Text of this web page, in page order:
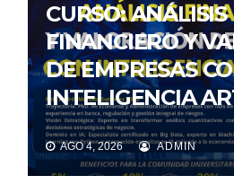
CURSO: ANÁLISIS
FINANCIERO Y
DE EMPRESAS
INTELIGENCIA
AGO 4, 2026 ADMIN